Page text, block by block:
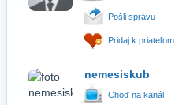
Pošli správu
Pridaj k priateľom
nemesiskub
Choď na kanál